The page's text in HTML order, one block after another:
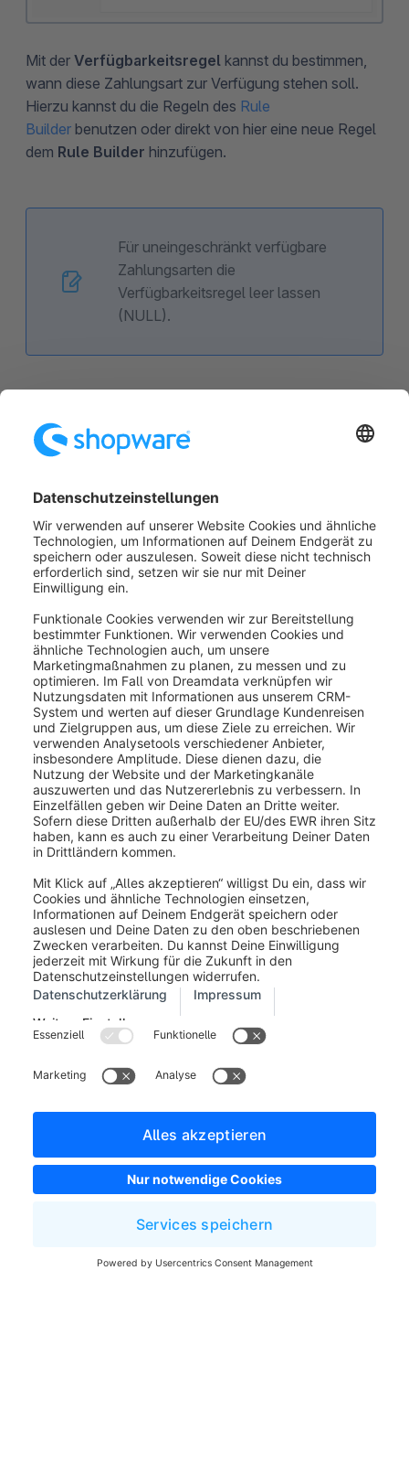
Mit der Verfügbarkeitsregel kannst du bestimmen,
wann diese Zahlungsart zur Verfügung stehen soll.
Hierzu kannst du die Regeln des Rule
Builder benutzen oder direkt von hier eine neue Regel
dem Rule Builder hinzufügen.
Für uneingeschränkt verfügbare
Zahlungsarten die
Verfügbarkeitsregel leer lassen
(NULL).
Neugierig geworden?
Im Community Hub
Thema auf dich. Dort kannst du
Schritt für Schritt tiefer eintauchen,
Funktionen direkt ausprobieren und
dein Wissen spielerisch erweitern.
War dieser Artikel hilfreich?
Allgemeine Geschäftsbedingungen
Entwickler Newsletter
Shopware Webseite
Cookie-Einstellungen
Copyright © shopware AG - Alle Rechte vorbehalten